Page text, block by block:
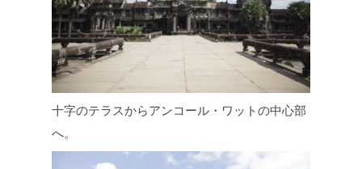
十字のテラスからアンコール・ワットの中心部
へ。